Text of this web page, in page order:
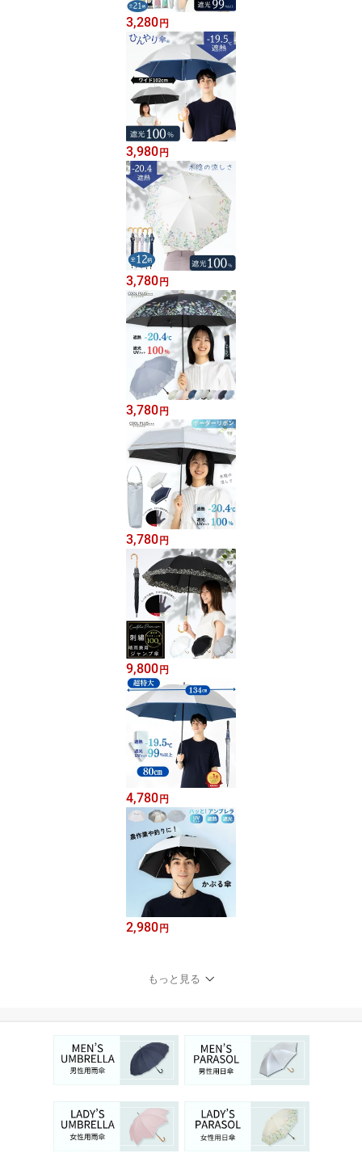
3,280 円
3,980 円
3,780 円
3,780 円
3,780 円
9,800 円
4,780 円
2,980 円
もっと見る